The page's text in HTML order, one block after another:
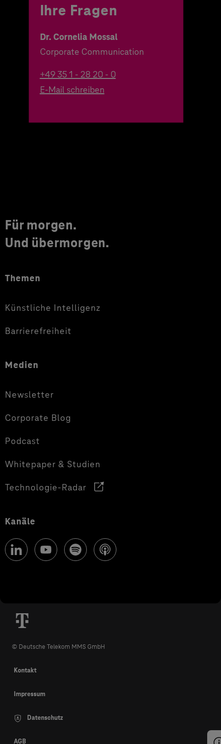
Ihre Fragen
Dr. Cornelia Mossal
Corporate Communication
+49 35 1 - 28 20 - 0
E-Mail schreiben
Für morgen.
Und übermorgen.
Themen
Künstliche Intelligenz
Barrierefreiheit
Medien
Newsletter
Corporate Blog
Podcast
Whitepaper & Studien
Technologie-Radar
Kanäle
© Deutsche Telekom MMS GmbH
Kontakt
Impressum
Datenschutz
AGB